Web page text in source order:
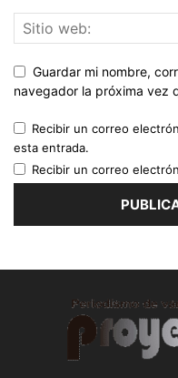
Guardar mi nombre,
navegador la próxima vez
Recibir un correo
esta entrada.
Recibir un correo